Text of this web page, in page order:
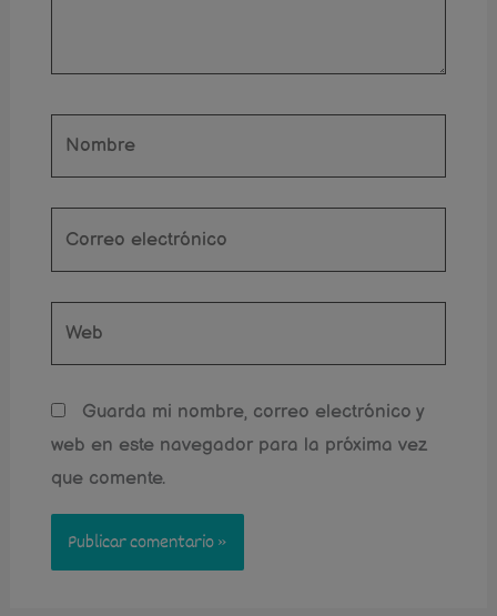
Guarda mi nombre, correo electrónico y
web en este navegador para la próxima vez
que comente.